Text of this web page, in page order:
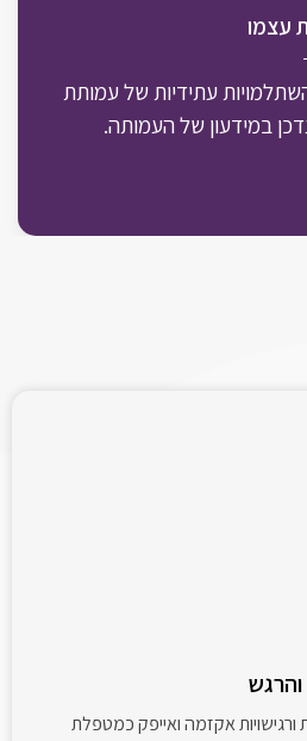
עצמו
עתידיות של עמותת
במידעון של העמותה.
אקזמה ואייפק כמטפלת